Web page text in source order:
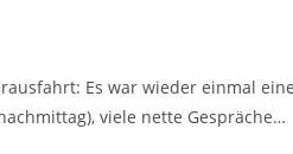
Es war wieder einmal eine
viele nette Gespräche…